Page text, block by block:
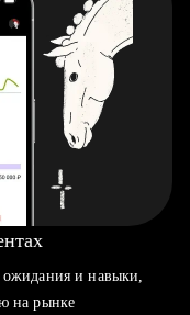
ожидания и навыки,
на рынке